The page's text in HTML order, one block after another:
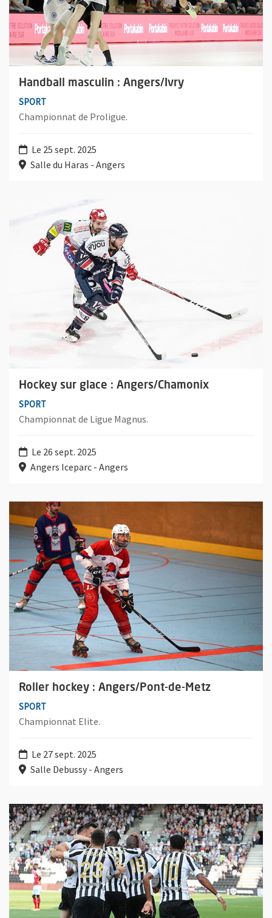
Handball masculin : Angers/Ivry
SPORT
Championnat de Proligue.
Le 25 sept. 2025
Salle du Haras - Angers
Hockey sur glace : Angers/Chamonix
SPORT
Championnat de Ligue Magnus.
Le 26 sept. 2025
Angers Iceparc - Angers
Plus d'information sur l'évènement : Hockey sur glace :
Roller hockey : Angers/Pont-de-Metz
SPORT
Championnat Elite.
Le 27 sept. 2025
Salle Debussy - Angers
Plus d'information sur l'évènement : Roller hockey : Angers/
Plus d'information sur l'évènement : Football masculin :